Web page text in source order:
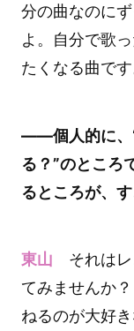
分の曲なのに
よ。自分で歌
たくなる曲です
――個人的に、
る？”のところ
るところが、
東山 それはレ
てみませんか
ねるのが大好